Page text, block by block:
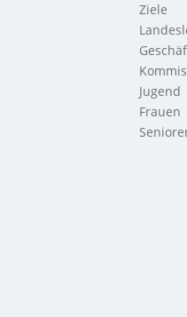
Ziele
Jugend
Frauen